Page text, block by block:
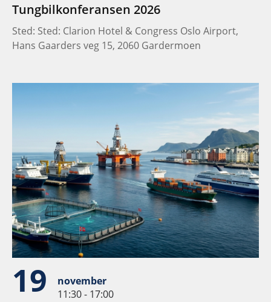
Tungbilkonferansen 2026
Sted: Sted: Clarion Hotel & Congress Oslo Airport,
Hans Gaarders veg 15, 2060 Gardermoen
19
november
11:30 - 17:00